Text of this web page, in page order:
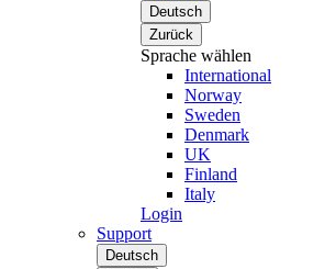
Deutsch
Zurück
Sprache wählen
International
Norway
Sweden
Denmark
UK
Finland
Italy
Login
Support
Deutsch